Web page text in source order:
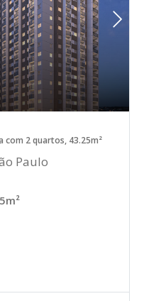
com 2 quartos, 43.25m²
Paulo